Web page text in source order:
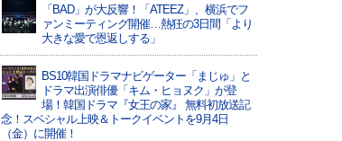
「BAD」が大反響！「ATEEZ」、横浜でフ
ァンミーティング開催…熱狂の3日間「より
大きな愛で恩返しする」
BS10韓国ドラマナビゲーター「まじゅ」と
ドラマ出演俳優「キム・ヒョヌク」が登
場！韓国ドラマ『女王の家』 無料初放送記
念！スペシャル上映＆トークイベントを9月4日
（金）に開催！